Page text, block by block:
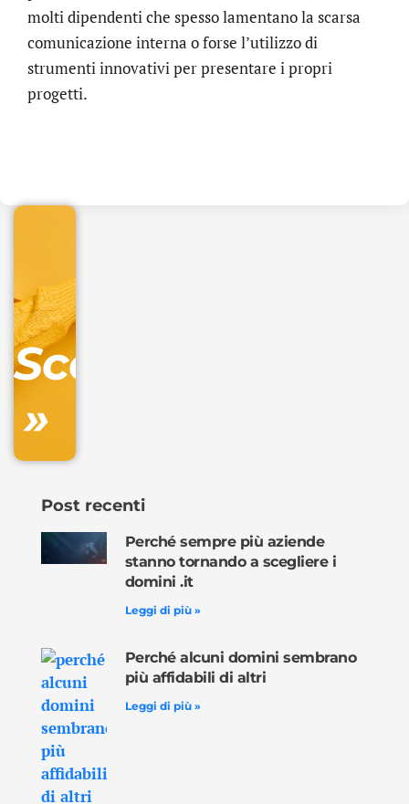
molti dipendenti che spesso lamentano la scarsa
comunicazione interna o forse l’utilizzo di
strumenti innovativi per presentare i propri
progetti.
Scopri
»
Post recenti
Perché sempre più aziende
stanno tornando a scegliere i
domini .it
Leggi di più »
Perché alcuni domini sembrano
più affidabili di altri
Leggi di più »